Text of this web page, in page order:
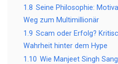
1.8 Seine Philosophie:
Weg zum Multimillionär
1.9 Scam oder Erfolg?
Wahrheit hinter dem Hype
1.10 Wie Manjeet Singh